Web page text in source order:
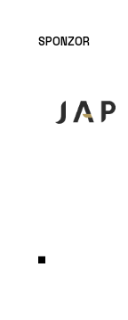
SPONZOR